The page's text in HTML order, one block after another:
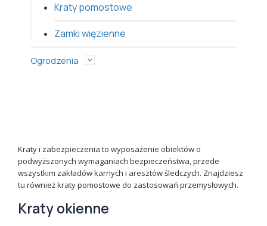
Kraty pomostowe
Zamki więzienne
Ogrodzenia
Kraty i zabezpieczenia to wyposażenie obiektów o
podwyższonych wymaganiach bezpieczeństwa, przede
wszystkim zakładów karnych i aresztów śledczych. Znajdziesz
tu również kraty pomostowe do zastosowań przemysłowych.
Kraty okienne